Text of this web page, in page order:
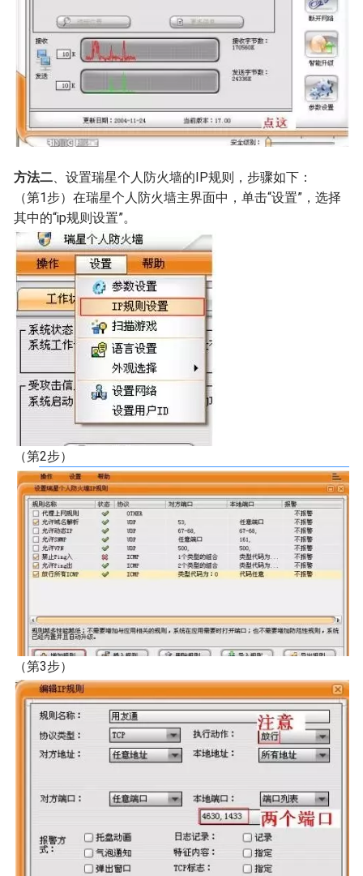
方法二、设置瑞星个人防火墙的IP规则，步骤如下：
（第1步）在瑞星个人防火墙主界面中，单击“设置”，选择
其中的“ip规则设置”。
（第2步）
（第3步）